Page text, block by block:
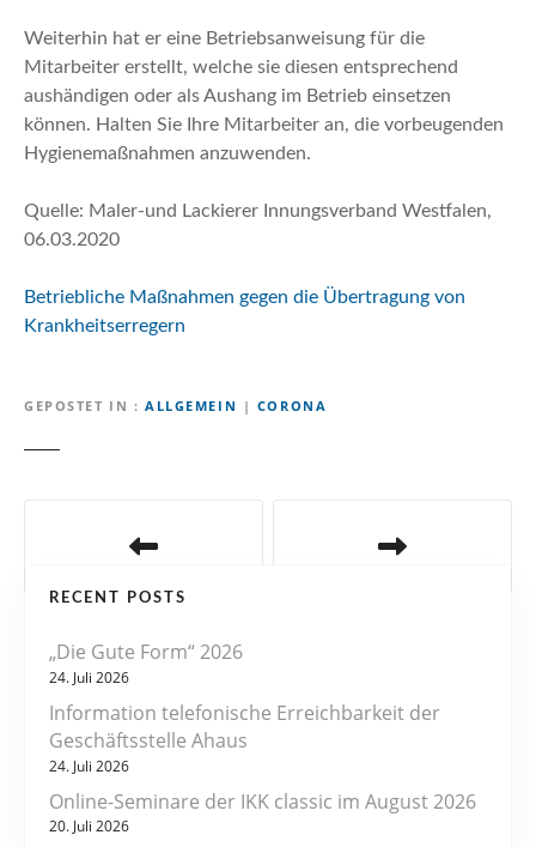
Weiterhin hat er eine Betriebsanweisung für die
Mitarbeiter erstellt, welche sie diesen entsprechend
aushändigen oder als Aushang im Betrieb einsetzen
können. Halten Sie Ihre Mitarbeiter an, die vorbeugenden
Hygienemaßnahmen anzuwenden.
Quelle: Maler-und Lackierer Innungsverband Westfalen,
06.03.2020
Betriebliche Maßnahmen gegen die Übertragung von
Krankheitserregern
GEPOSTET IN ALLGEMEIN | CORONA
RECENT POSTS
„Die Gute Form“ 2026
24. Juli 2026
Information telefonische Erreichbarkeit der
Geschäftsstelle Ahaus
24. Juli 2026
Online-Seminare der IKK classic im August 2026
20. Juli 2026